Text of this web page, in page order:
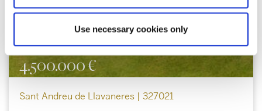
Use necessary cookies only
4.500.000 €
Sant Andreu de Llavaneres | 327021